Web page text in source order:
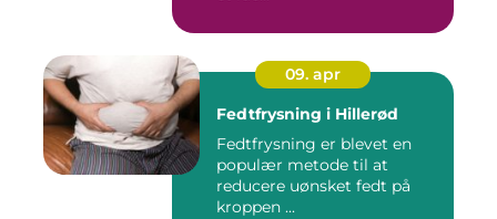
09. apr
Fedtfrysning i Hillerød
Fedtfrysning er blevet en
populær metode til at
reducere uønsket fedt på
kroppen ...